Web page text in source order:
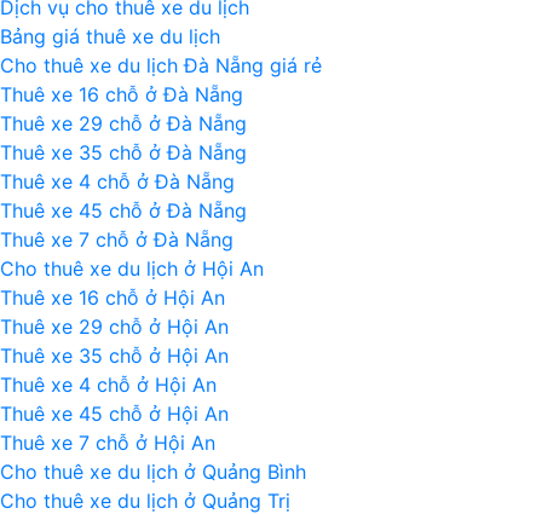
Dịch vụ cho thuê xe du lịch
Bảng giá thuê xe du lịch
Cho thuê xe du lịch Đà Nẵng giá rẻ
Thuê xe 16 chỗ ở Đà Nẵng
Thuê xe 29 chỗ ở Đà Nẵng
Thuê xe 35 chỗ ở Đà Nẵng
Thuê xe 4 chỗ ở Đà Nẵng
Thuê xe 45 chỗ ở Đà Nẵng
Thuê xe 7 chỗ ở Đà Nẵng
Cho thuê xe du lịch ở Hội An
Thuê xe 16 chỗ ở Hội An
Thuê xe 29 chỗ ở Hội An
Thuê xe 35 chỗ ở Hội An
Thuê xe 4 chỗ ở Hội An
Thuê xe 45 chỗ ở Hội An
Thuê xe 7 chỗ ở Hội An
Cho thuê xe du lịch ở Quảng Bình
Cho thuê xe du lịch ở Quảng Trị